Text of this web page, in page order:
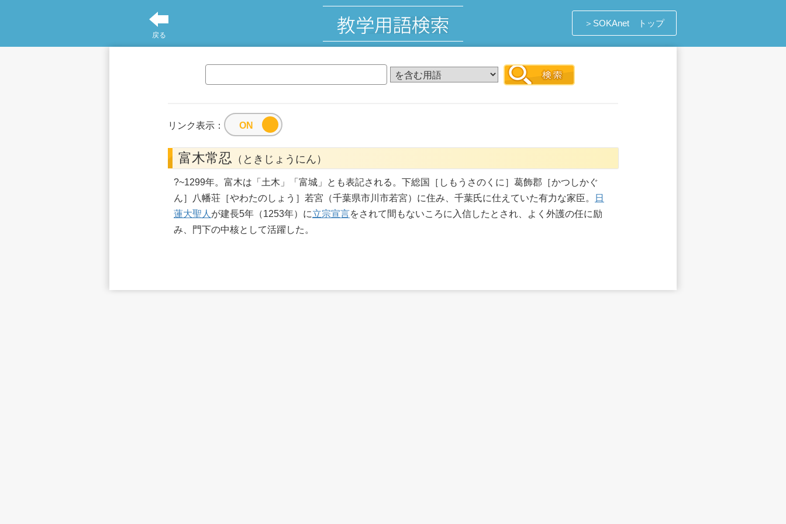
戻る
＞SOKAnet トップ
リンク表示：
富木常忍 （ときじょうにん）
?~1299年。富木は「土木」「富城」とも表記される。下総国［しもうさのくに］葛飾郡［かつしかぐ
ん］八幡荘［やわたのしょう］若宮（千葉県市川市若宮）に住み、千葉氏に仕えていた有力な家臣。
日
蓮大聖人 が建長5年（1253年）に立宗宣言をされて間もないころに入信したとされ、よく外護の任に励
み、門下の中核として活躍した。